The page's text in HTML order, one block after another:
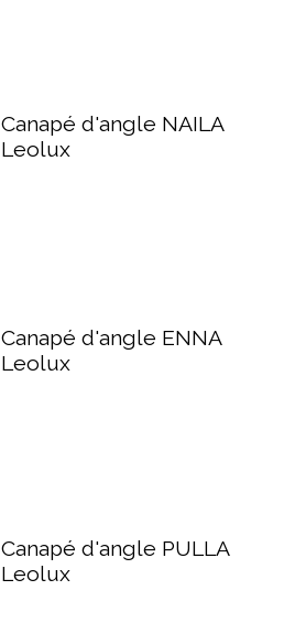
Canapé d'angle NAILA
Leolux
Canapé d'angle ENNA
Leolux
Canapé d'angle PULLA
Leolux